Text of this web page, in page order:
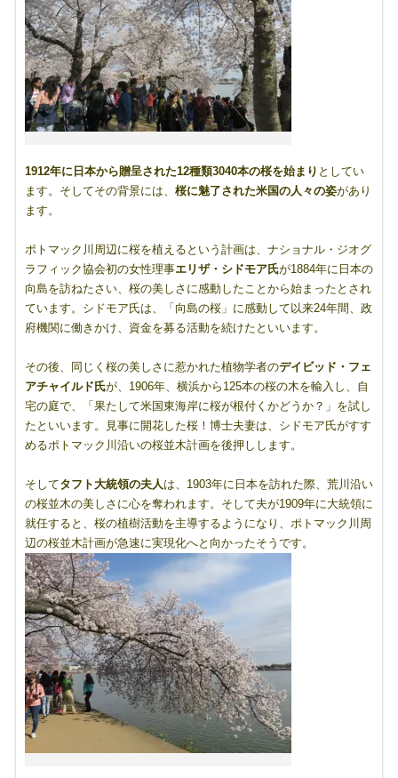
1912年に日本から贈呈された12種類3040本の桜を始まり としてい
ます。そしてその背景には、 桜に魅了された米国の人々の姿があり
ます。
ポトマック川周辺に桜を植えるという計画は、ナショナル・ジオグ
ラフィック協会初の女性理事エリザ・シドモア氏が1884年に日本の
向島を訪ねたさい、桜の美しさに感動したことから始まったとされ
ています。シドモア氏は、「向島の桜」に感動して以来24年間、政
府機関に働きかけ、資金を募る活動を続けたといいます。
その後、同じく桜の美しさに惹かれた植物学者のデイビッド・フェ
アチャイルド氏が、1906年、横浜から125本の桜の木を輸入し、自
宅の庭で、「果たして米国東海岸に桜が根付くかどうか？」を試し
たといいます。見事に開花した桜！博士夫妻は、シドモア氏がすす
めるポトマック川沿いの桜並木計画を後押しします。
そしてタフト大統領の夫人は、1903年に日本を訪れた際、荒川沿い
の桜並木の美しさに心を奪われます。そして夫が1909年に大統領に
就任すると、桜の植樹活動を主導するようになり、ポトマック川周
辺の桜並木計画が急速に実現化へと向かったそうです。